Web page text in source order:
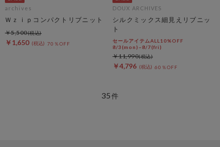
archives
Ｗｚｉｐコンパクトリブニット
￥1,650 70％OFF
￥5,500
DOUX ARCHIVES
シルクミックス細見えリブニッ
ト
セールアイテムALL10%OFF
8/3(mon)~8/7(fri)
￥4,796 60％OFF
￥11,990
35件